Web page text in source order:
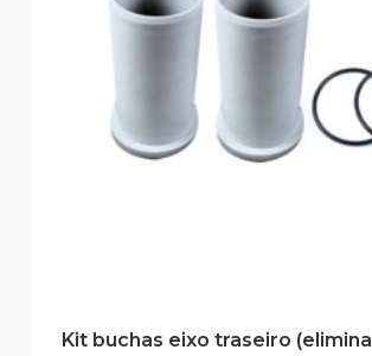
Kit buchas eixo traseiro (elimina